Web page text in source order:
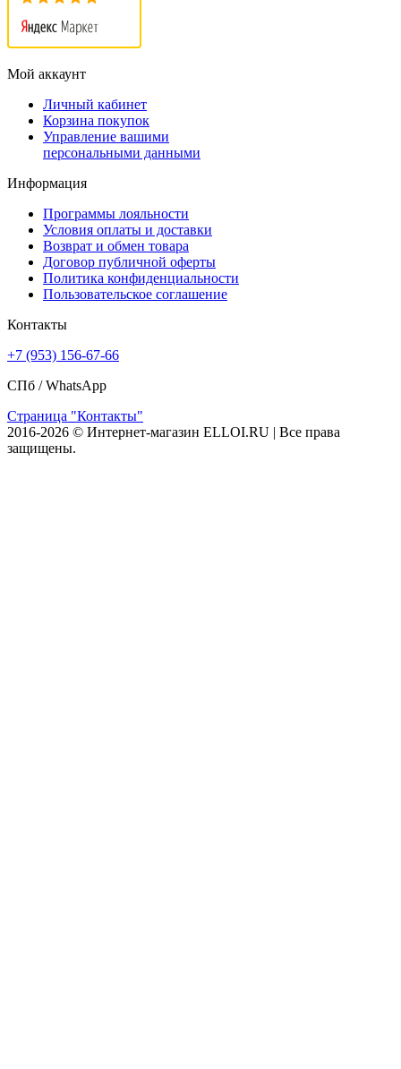
Мой аккаунт
Личный кабинет
Корзина покупок
Управление вашими
персональными данными
Информация
Программы лояльности
Условия оплаты и доставки
Возврат и обмен товара
Договор публичной оферты
Политика конфиденциальности
Пользовательское соглашение
Контакты
+7 (953) 156-67-66
СПб /WhatsApp
Страница "Контакты"
2016-2026 © Интернет-магазин ELLOI.RU | Все права
защищены.